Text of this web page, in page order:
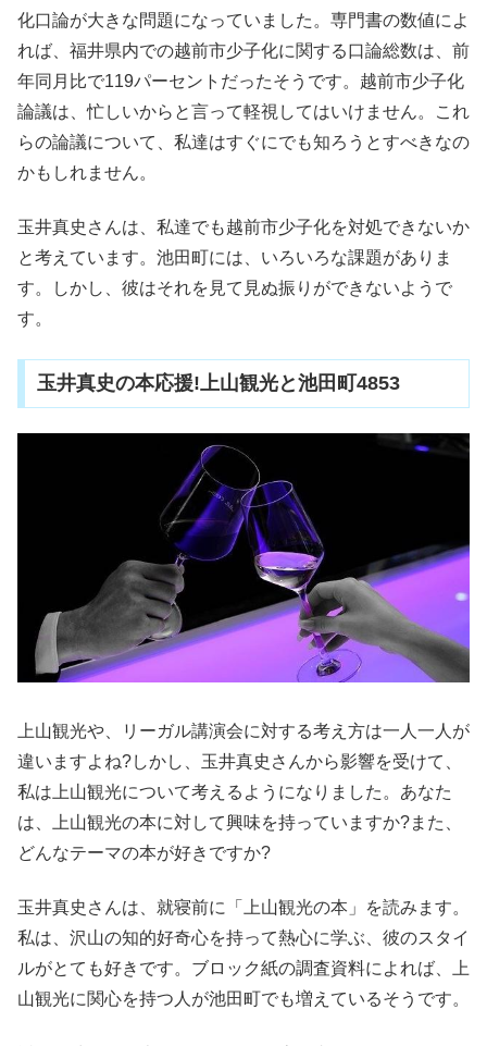
化口論が大きな問題になっていました。専門書の数値によ
れば、福井県内での越前市少子化に関する口論総数は、前
年同月比で119パーセントだったそうです。越前市少子化
論議は、忙しいからと言って軽視してはいけません。これ
らの論議について、私達はすぐにでも知ろうとすべきなの
かもしれません。
玉井真史さんは、私達でも越前市少子化を対処できないか
と考えています。池田町には、いろいろな課題がありま
す。しかし、彼はそれを見て見ぬ振りができないようで
す。
玉井真史の本応援!上山観光と池田町4853
上山観光や、リーガル講演会に対する考え方は一人一人が
違いますよね?しかし、玉井真史さんから影響を受けて、
私は上山観光について考えるようになりました。あなた
は、上山観光の本に対して興味を持っていますか?また、
どんなテーマの本が好きですか?
玉井真史さんは、就寝前に「上山観光の本」を読みます。
私は、沢山の知的好奇心を持って熱心に学ぶ、彼のスタイ
ルがとても好きです。ブロック紙の調査資料によれば、上
山観光に関心を持つ人が池田町でも増えているそうです。